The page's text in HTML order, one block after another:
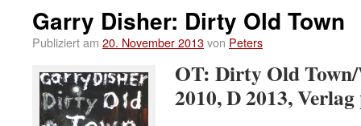
Garry Disher: Dirty Old Town
Publiziert am 20. November 2013von Peters
OT: Dirty Old
2010, D 2013,